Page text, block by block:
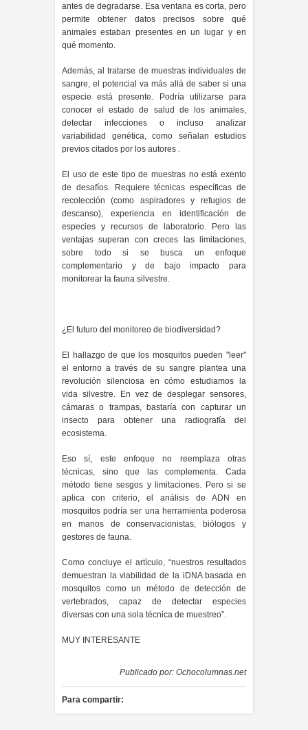
antes de degradarse. Esa ventana es corta, pero
permite obtener datos precisos sobre qué
animales estaban presentes en un lugar y en
qué momento.
Además, al tratarse de muestras individuales de
sangre, el potencial va más allá de saber si una
especie está presente. Podría utilizarse para
conocer el estado de salud de los animales,
detectar infecciones o incluso analizar
variabilidad genética, como señalan estudios
previos citados por los autores .
El uso de este tipo de muestras no está exento
de desafíos. Requiere técnicas específicas de
recolección (como aspiradores y refugios de
descanso), experiencia en identificación de
especies y recursos de laboratorio. Pero las
ventajas superan con creces las limitaciones,
sobre todo si se busca un enfoque
complementario y de bajo impacto para
monitorear la fauna silvestre.
¿El futuro del monitoreo de biodiversidad?
El hallazgo de que los mosquitos pueden "leer"
el entorno a través de su sangre plantea una
revolución silenciosa en cómo estudiamos la
vida silvestre. En vez de desplegar sensores,
cámaras o trampas, bastaría con capturar un
insecto para obtener una radiografía del
ecosistema.
Eso sí, este enfoque no reemplaza otras
técnicas, sino que las complementa. Cada
método tiene sesgos y limitaciones. Pero si se
aplica con criterio, el análisis de ADN en
mosquitos podría ser una herramienta poderosa
en manos de conservacionistas, biólogos y
gestores de fauna.
Como concluye el artículo, “nuestros resultados
demuestran la viabilidad de la iDNA basada en
mosquitos como un método de detección de
vertebrados, capaz de detectar especies
diversas con una sola técnica de muestreo”.
MUY INTERESANTE
Publicado por: Ochocolumnas.net
Para compartir: